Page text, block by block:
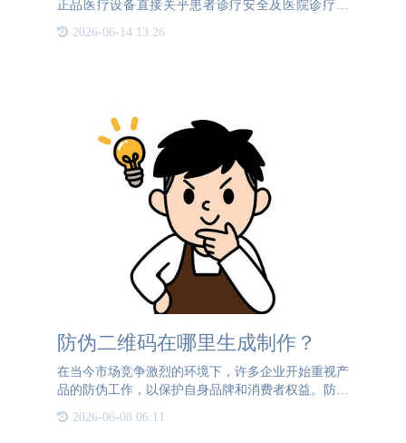
正品医疗设备直接关乎患者诊疗安全及医院诊疗质
量，其防伪机制需兼具技术严密性与用户友好性。通
过为每件设备赋予唯一动态加密二维码，构建起"一
2026-06-14 13:26
防伪二维码在哪里生成制作？
在当今市场竞争激烈的环境下，许多企业开始重视产
品的防伪工作，以保护自身品牌和消费者权益。防伪
二维码作为一种高效、便捷的防伪手段，逐渐受到企
业的青睐。然而，初次接触防伪二维码的企业可能会
2026-06-08 06:11